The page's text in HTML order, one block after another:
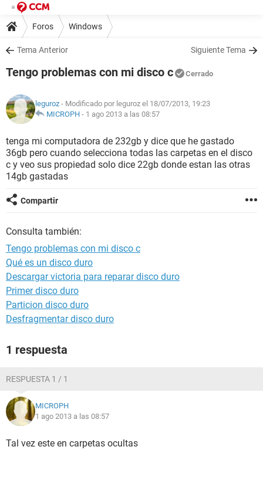
Foros Windows
Tema Anterior Siguiente Tema
Tengo problemas con mi disco c Cerrado
leguroz - Modificado por leguroz el 18/07/2013, 19:23
MICROPH - 1 ago 2013 a las 08:57
tenga mi computadora de 232gb y dice que he gastado
36gb pero cuando selecciona todas las carpetas en el disco
c y veo sus propiedad solo dice 22gb donde estan las otras
14gb gastadas
Compartir
Consulta también:
Tengo problemas con mi disco c
Qué es un disco duro
Descargar victoria para reparar disco duro
Primer disco duro
Particion disco duro
Desfragmentar disco duro
1 respuesta
RESPUESTA 1 / 1
MICROPH
1 ago 2013 a las 08:57
Tal vez este en carpetas ocultas